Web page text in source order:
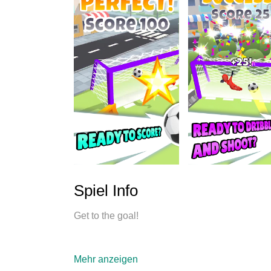
Spiel Info
Get to the goal!
Overtake your opponents, move swiftly and
Mehr anzeigen